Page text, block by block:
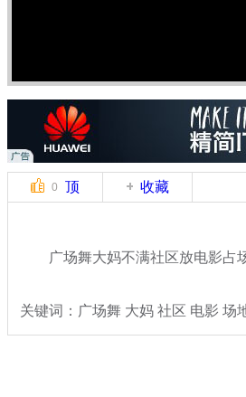
0 顶 收藏
广场舞大妈不满社区放电影占
关键词：广场舞 大妈 社区 电影 场